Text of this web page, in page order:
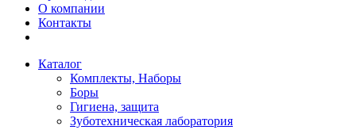
О компании
Контакты
Каталог
Комплекты, Наборы
Боры
Гигиена, защита
Зуботехническая лаборатория